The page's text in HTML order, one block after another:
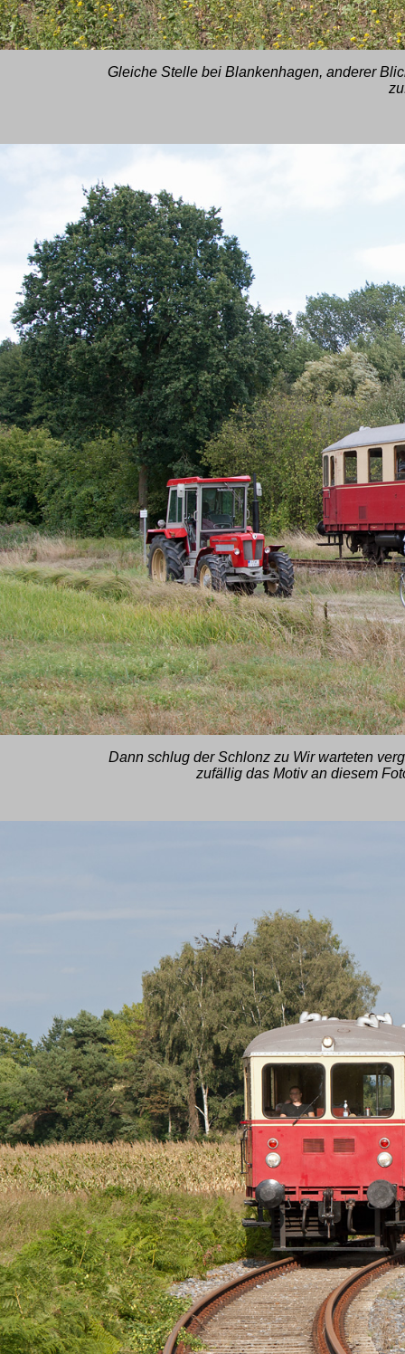
Gleiche Stelle bei Blankenhagen, anderer
Dann schlug der Schlonz zu Wir warteten
zufällig das Motiv an diesem